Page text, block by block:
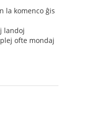
la komenco ĝis
landoj
ofte mondaj